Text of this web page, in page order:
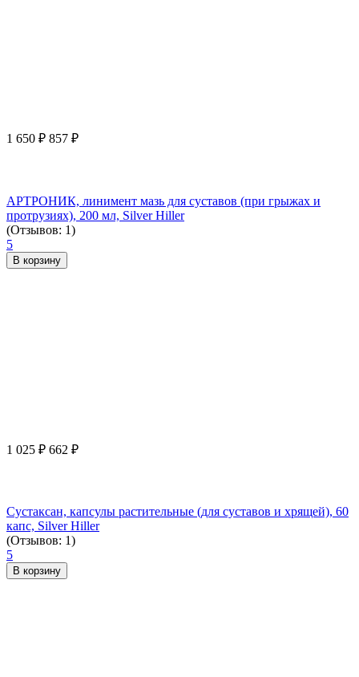
1 650 ₽ 857 ₽
АРТРОНИК, линимент мазь для суставов (при грыжах и
протрузиях), 200 мл, Silver Hiller
(Отзывов: 1)
5
В корзину
1 025 ₽ 662 ₽
Сустаксан, капсулы растительные (для суставов и хрящей), 60
капс, Silver Hiller
(Отзывов: 1)
5
В корзину